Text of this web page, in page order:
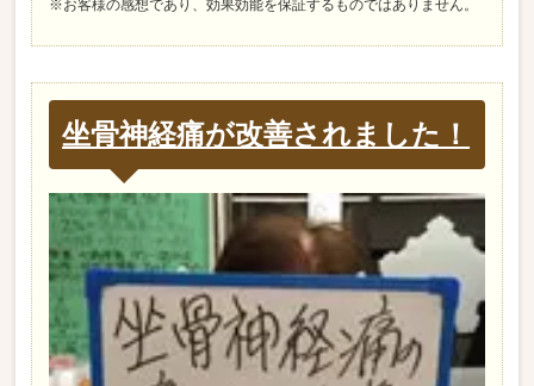
※お客様の感想であり、効果効能を保証するものではありません。
坐骨神経痛が改善されました！